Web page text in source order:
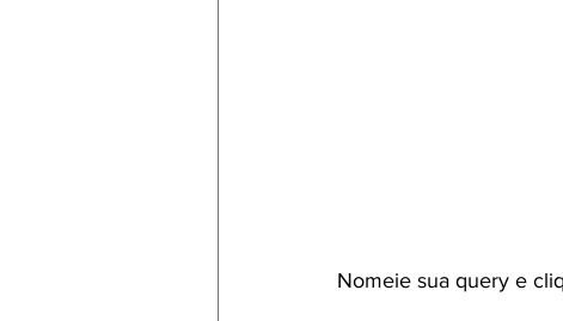
Nomeie sua query e